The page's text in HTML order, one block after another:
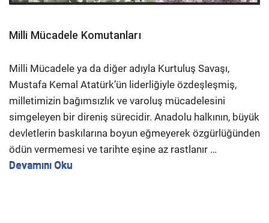
Milli Mücadele Komutanları
Milli Mücadele ya da diğer adıyla Kurtuluş Savaşı,
Mustafa Kemal Atatürk’ün liderliğiyle özdeşleşmiş,
milletimizin bağımsızlık ve varoluş mücadelesini
simgeleyen bir direniş sürecidir. Anadolu halkının, büyük
devletlerin baskılarına boyun eğmeyerek özgürlüğünden
ödün vermemesi ve tarihte eşine az rastlanır …
Devamını Oku